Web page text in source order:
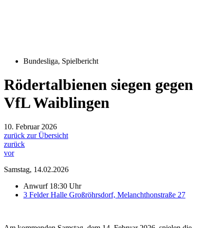
Bundesliga, Spielbericht
Rödertalbienen siegen gegen
VfL Waiblingen
10. Februar 2026
zurück zur Übersicht
zurück
vor
Samstag, 14.02.2026
Anwurf 18:30 Uhr
3 Felder Halle Großröhrsdorf, Melanchthonstraße 27